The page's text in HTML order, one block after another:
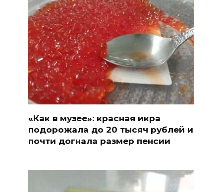
«Как в музее»: красная икра
подорожала до 20 тысяч рублей и
почти догнала размер пенсии